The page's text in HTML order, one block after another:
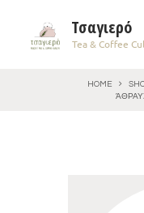
Τσαγιερό
Tea & Coffee
HOME